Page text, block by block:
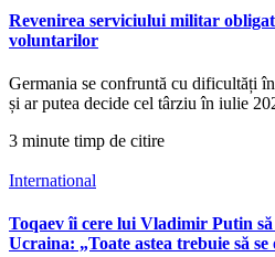
Revenirea serviciului militar
voluntarilor
Germania se confruntă cu dificultăți
și ar putea decide cel târziu în iulie
3 minute timp de citire
International
Toqaev îi cere lui Vladimir Putin
Ucraina: „Toate astea trebuie să se